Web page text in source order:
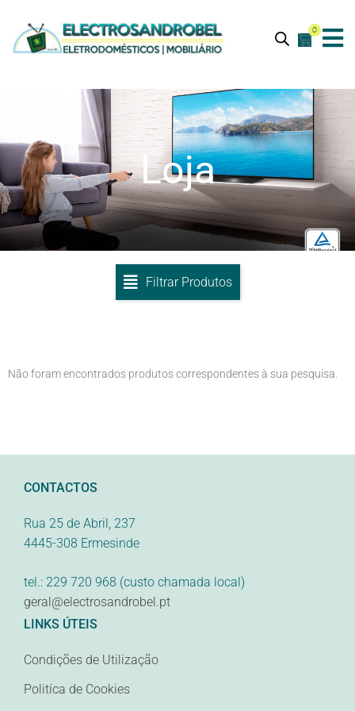
0
Loja
Filtrar Produtos
Não foram encontrados produtos correspondentes à sua pesquisa.
CONTACTOS
Rua 25 de Abril, 237
4445-308 Ermesinde
tel.: 229 720 968 (custo chamada local)
geral@electrosandrobel.pt
LINKS ÚTEIS
Condições de Utilização
Politíca de Cookies